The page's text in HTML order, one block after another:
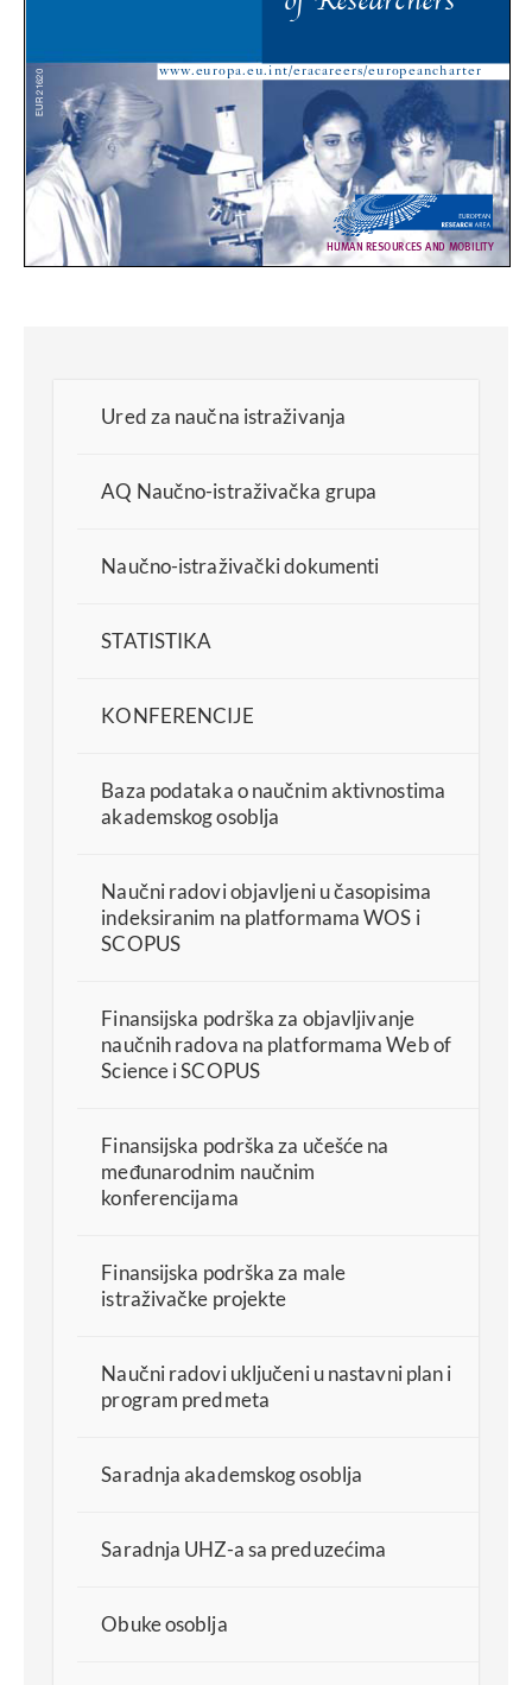
Ured za naučna istraživanja
AQ Naučno-istraživačka grupa
Naučno-istraživački dokumenti
STATISTIKA
KONFERENCIJE
Baza podataka o naučnim aktivnostima
akademskog osoblja
Naučni radovi objavljeni u časopisima
indeksiranim na platformama WOS i
SCOPUS
Finansijska podrška za objavljivanje
naučnih radova na platformama Web of
Science i SCOPUS
Finansijska podrška za učešće na
međunarodnim naučnim
konferencijama
Finansijska podrška za male
istraživačke projekte
Naučni radovi uključeni u nastavni plan i
program predmeta
Saradnja akademskog osoblja
Saradnja UHZ-a sa preduzećima
Obuke osoblja